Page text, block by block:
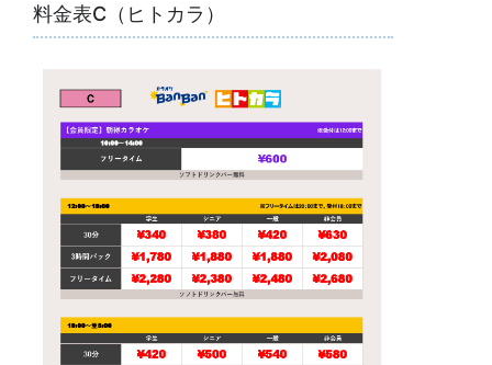
料金表C（ヒトカラ）